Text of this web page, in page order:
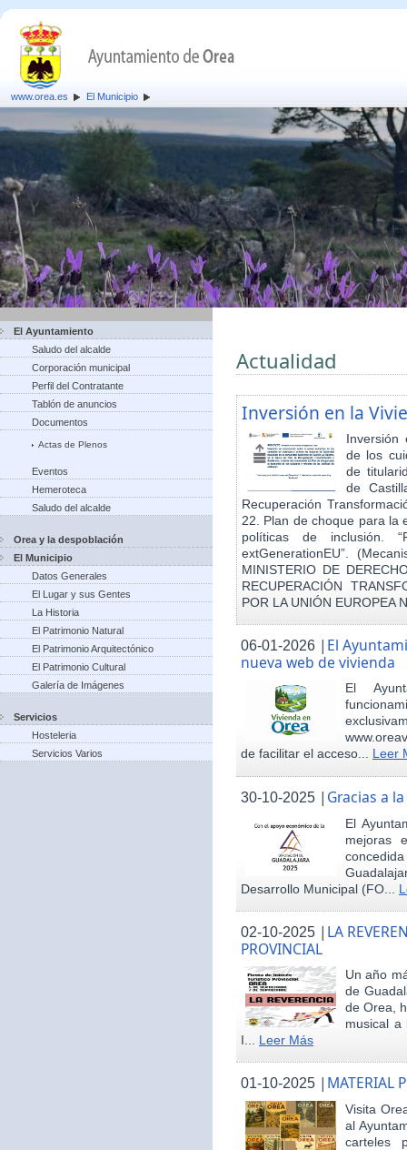
www.orea.es El Municipio
El Ayuntamiento
Saludo del alcalde
Corporación municipal
Perfil del Contratante
Tablón de anuncios
Documentos
Actas de Plenos
Eventos
Hemeroteca
Saludo del alcalde
Orea y la despoblación
El Municipio
Datos Generales
El Lugar y sus Gentes
La Historia
El Patrimonio Natural
El Patrimonio Arquitectónico
El Patrimonio Cultural
Galería de Imágenes
Servicios
Hosteleria
Servicios Varios
Actualidad
Inversión en la
Inversión
de los
de
de
Recuperación
22. Plan de choque para la
políticas de inclusión.
extGenerationEU”.
MINISTERIO DE
RECUPERACIÓN
POR LA UNIÓN EUROPEA
06-01-2026 | El
nueva web de vivienda
El
de facilitar el acceso... Leer
30-10-2025 | Gracias a
El
mejoras
Desarrollo Municipal (FO...
02-10-2025 | LA
PROVINCIAL
Un año
de
de Orea,
musical a
I... Leer Más
01-10-2025 | MATERIAL
Visita
al
carteles